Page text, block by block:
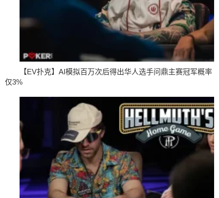
【EV扑克】AI模拟百万次后得出华人选手问鼎主赛冠军概率
仅3%